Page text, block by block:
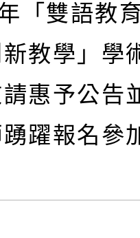
「雙語教
教學」學
惠予公告
躍報名參